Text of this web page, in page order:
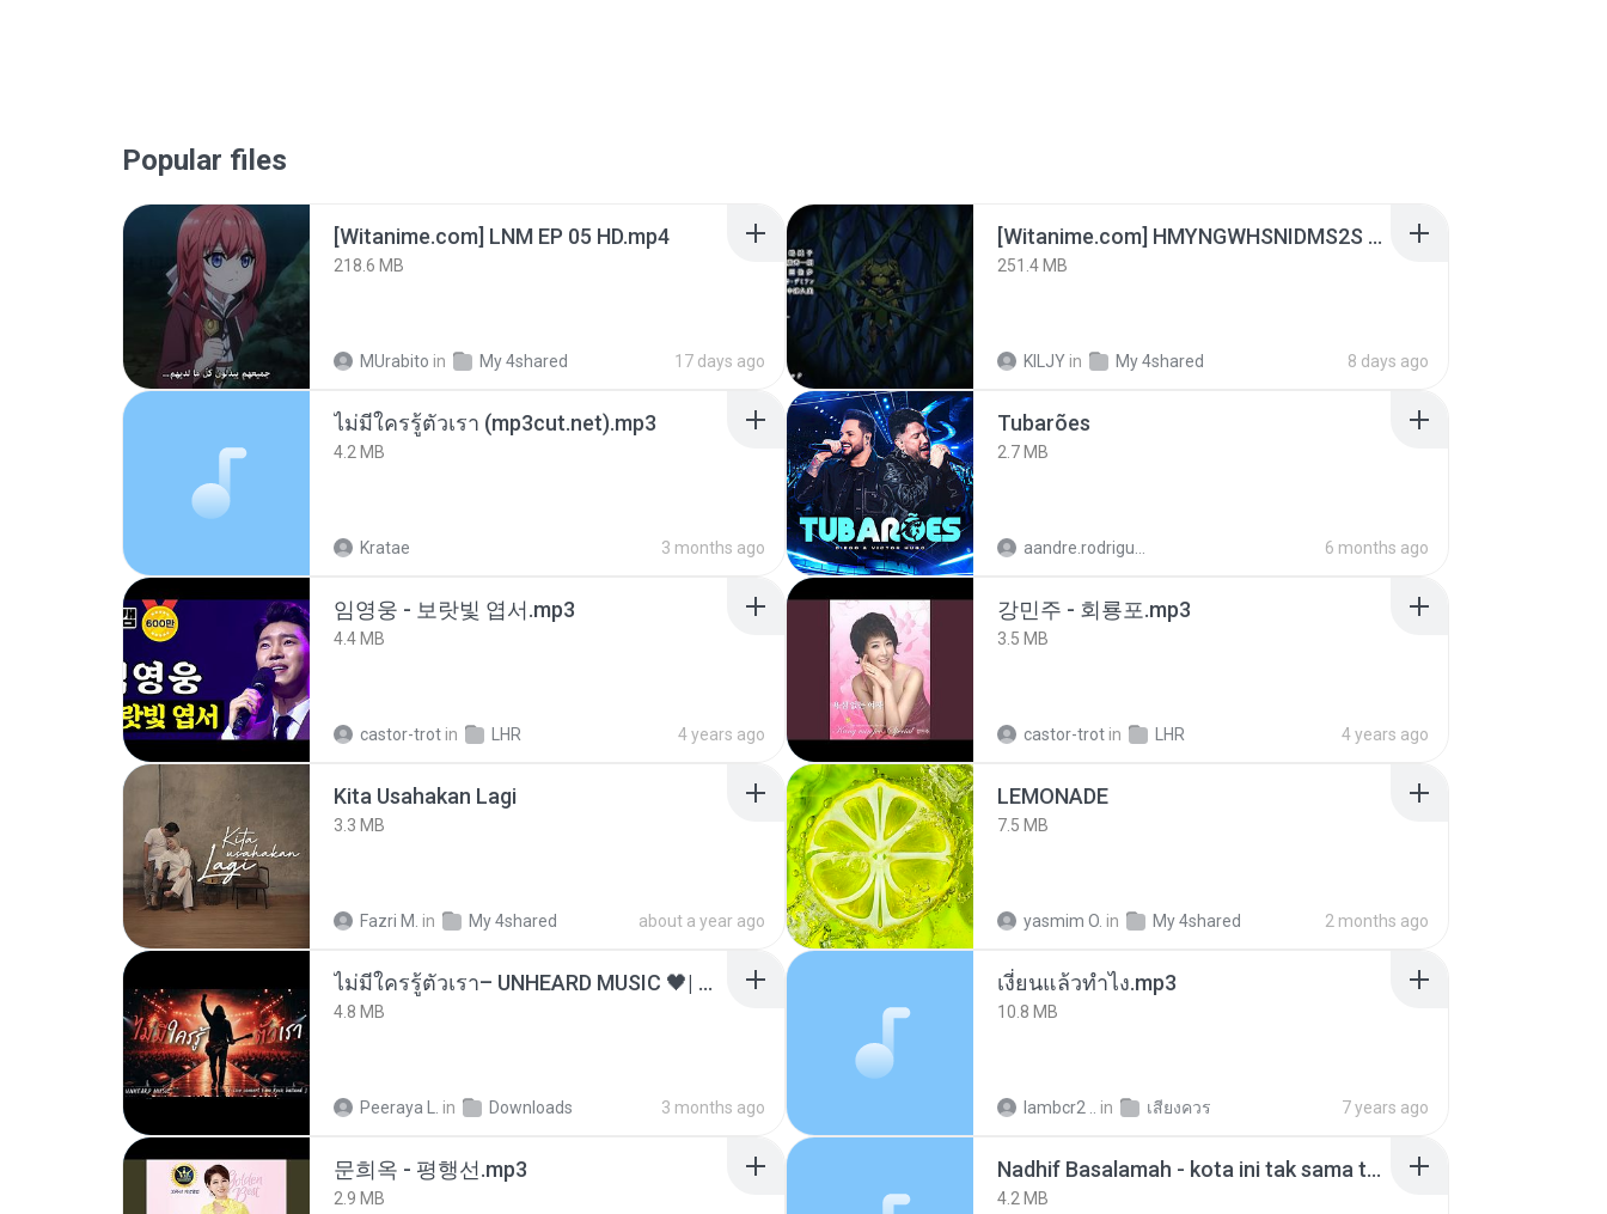
Popular files
[Witanime.com] LNM EP 05 HD.mp4
218.6 MB
MUrabito in My 4shared 17 days ago
[Witanime.com] HMYNGWHSNIDMS2S EP 05 HD.mp4
251.4 MB
KILJY in My 4shared 8 days ago
ไม่มีใครรู้ตัวเรา (mp3cut.net).mp3
4.2 MB
Kratae 3 months ago
Tubarões
2.7 MB
6 months ago
임영웅 - 보랏빛 엽서.mp3
4.4 MB
castor-trot in LHR 4 years ago
강민주 - 회룡포.mp3
3.5 MB
castor-trot in LHR 4 years ago
Kita Usahakan Lagi
3.3 MB
Fazri M. in My 4shared about a year ago
LEMONADE
7.5 MB
yasmim O. in My 4shared 2 months ago
ไม่มีใครรู้ตัวเรา– UNHEARD MUSIC 🖤| Official Lyric Video | เพลงสู้ชีวิต
4.8 MB
Peeraya L. in Downloads 3 months ago
เงี่ยนแล้วทำไง.mp3
10.8 MB
lambcr2 .. in เสียงควร 7 years ago
문희옥 - 평행선.mp3
2.9 MB
Nadhif Basalamah - kota ini tak sama tanpamu (Official Lyric Video).mp3
4.2 MB